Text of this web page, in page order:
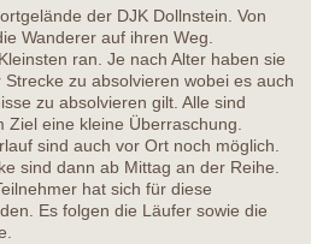
der DJK Dollnstein. Von
Wanderer auf ihren Weg.
ran. Je nach Alter haben sie
zu absolvieren wobei es auch
zu absolvieren gilt. Alle sind
Ziel eine kleine Überraschung.
sind auch vor Ort noch möglich.
sind dann ab Mittag an der Reihe.
hat sich für diese
Es folgen die Läufer sowie die